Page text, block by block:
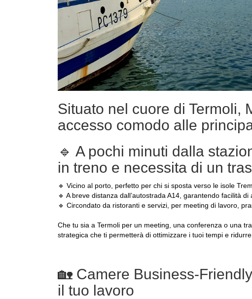
Situato nel cuore di Termoli,
accesso comodo alle
🔹 A pochi minuti dalla
in treno e necessita di un
🔹 Vicino al porto, perfetto per chi si sposta verso le isole
🔹 A breve distanza dall’autostrada A14, garantendo facilità
🔹 Circondato da ristoranti e servizi, per meeting di lavoro,
Che tu sia a Termoli per un meeting, una conferenza o una
strategica che ti permetterà di ottimizzare i tuoi tempi e
🏡 Camere Business-
il tuo lavoro